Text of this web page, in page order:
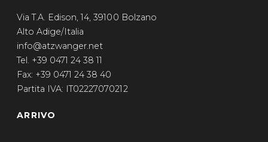
Via T.A. Edison, 14, 39100 Bolzano
Alto Adige/Italia
info@atzwanger.net
Tel. +39 0471 24 38 11
Fax: +39 0471 24 38 40
Partita IVA: IT02227070212
ARRIVO